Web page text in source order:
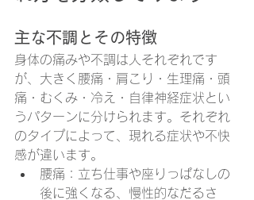
主な不調とその特徴
身体の痛みや不調は人それぞれです
が、大きく腰痛・肩こり・生理痛・頭
痛・むくみ・冷え・自律神経症状とい
うパターンに分けられます。それぞれ
のタイプによって、現れる症状や不快
感が違います。
腰痛：立ち仕事や座りっぱなしの
後に強くなる、慢性的なだるさ